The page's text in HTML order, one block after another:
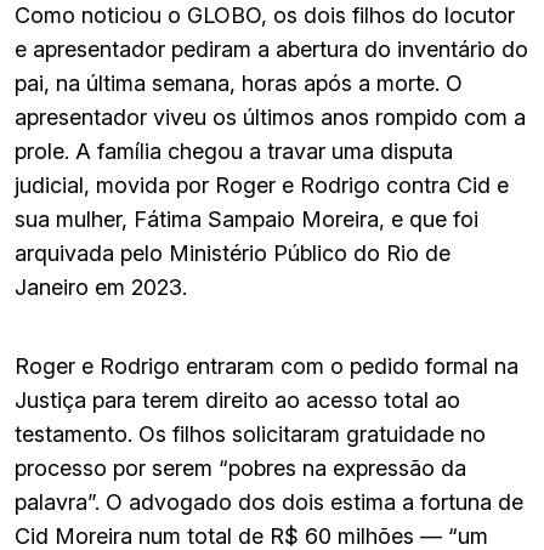
Como noticiou o GLOBO, os dois filhos do locutor
e apresentador pediram a abertura do inventário do
pai, na última semana, horas após a morte. O
apresentador viveu os últimos anos rompido com a
prole. A família chegou a travar uma disputa
judicial, movida por Roger e Rodrigo contra Cid e
sua mulher, Fátima Sampaio Moreira, e que foi
arquivada pelo Ministério Público do Rio de
Janeiro em 2023.
Roger e Rodrigo entraram com o pedido formal na
Justiça para terem direito ao acesso total ao
testamento. Os filhos solicitaram gratuidade no
processo por serem “pobres na expressão da
palavra”. O advogado dos dois estima a fortuna de
Cid Moreira num total de R$ 60 milhões — “um